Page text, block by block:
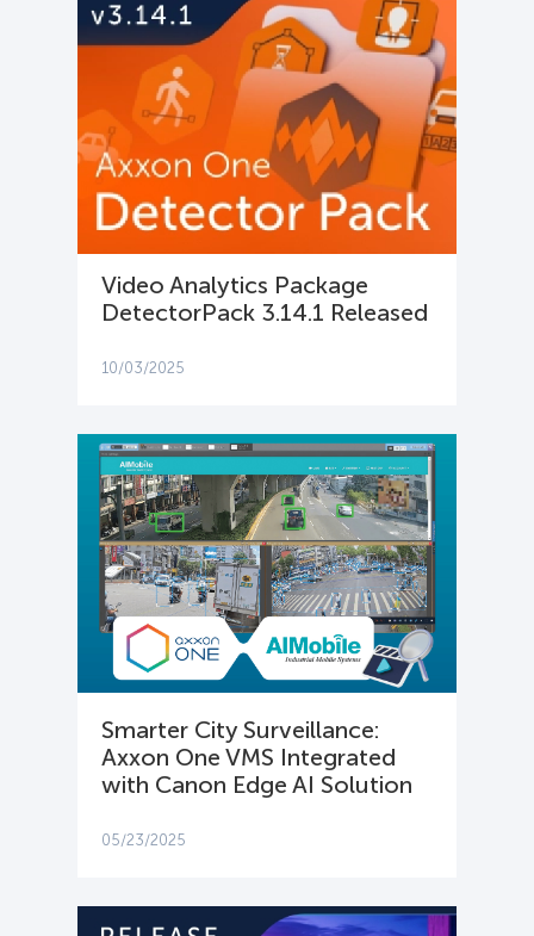
Video Analytics Package
DetectorPack 3.14.1 Released
10/03/2025
Smarter City Surveillance:
Axxon One VMS Integrated
with Canon Edge AI Solution
05/23/2025